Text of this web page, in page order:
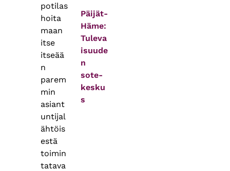
potilas
hoita
maan
itse
itseää
n
parem
min
asiant
untijal
ähtöis
estä
toimin
tatava
Päijät-
Häme:
Tuleva
isuude
n
sote-
kesku
s